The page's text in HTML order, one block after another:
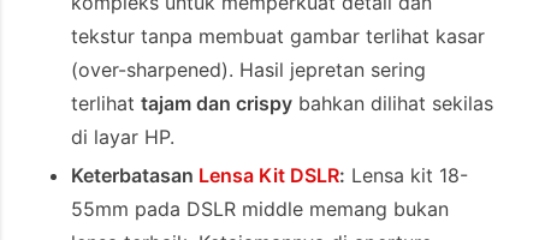
tekstur tanpa membuat gambar terlihat kasar
(over-sharpened). Hasil jepretan sering
terlihattajam dan crispy bahkan dilihat sekilas
di layar HP.
Keterbatasan Lensa Kit DSLR: Lensa kit 18-
55mm pada DSLR middle memang bukan